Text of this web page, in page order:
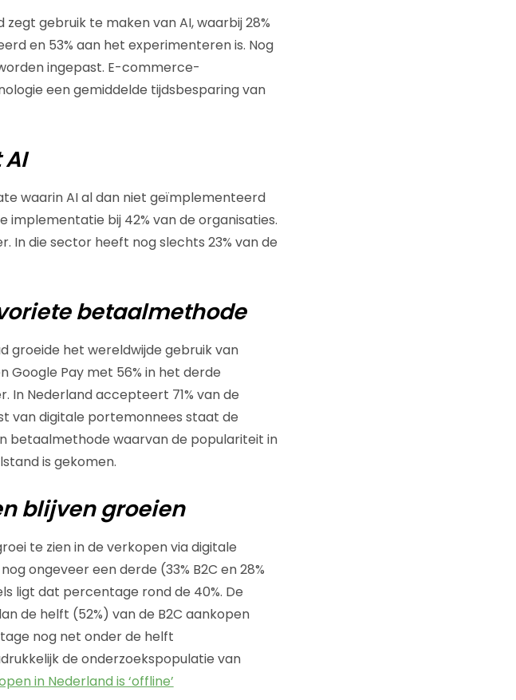
gebruik te maken van AI, waarbij 28%
en 53% aan het experimenteren is. Nog
ingepast. E-commerce-
een gemiddelde tijdsbesparing van
waarin AI al dan niet geïmplementeerd
bij 42% van de organisaties.
In die sector heeft nog slechts 23% van de
betaalmethode
groeide het wereldwijde gebruik van
Google Pay met 56% in het derde
In Nederland accepteert 71% van de
van digitale portemonnees staat de
betaalmethode waarvan de populariteit in
is gekomen.
blijven groeien
te zien in de verkopen via digitale
ongeveer een derde (33% B2C en 28%
ligt dat percentage rond de 40%. De
de helft (52%) van de B2C aankopen
nog net onder de helft
de onderzoekspopulatie van
in Nederland is ‘offline’